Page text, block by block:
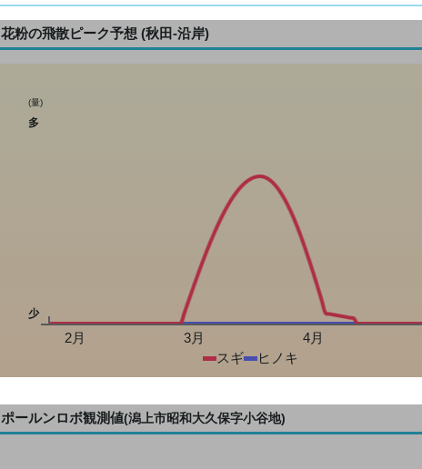
花粉の飛散ピーク予想 (秋田-沿岸)
(量)
多
少
2月 3月 4月
スギ
ヒノキ
ポールンロボ観測値(潟上市昭和大久保字小谷地)